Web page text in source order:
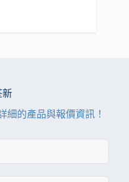
新
細的產品與報價資訊！